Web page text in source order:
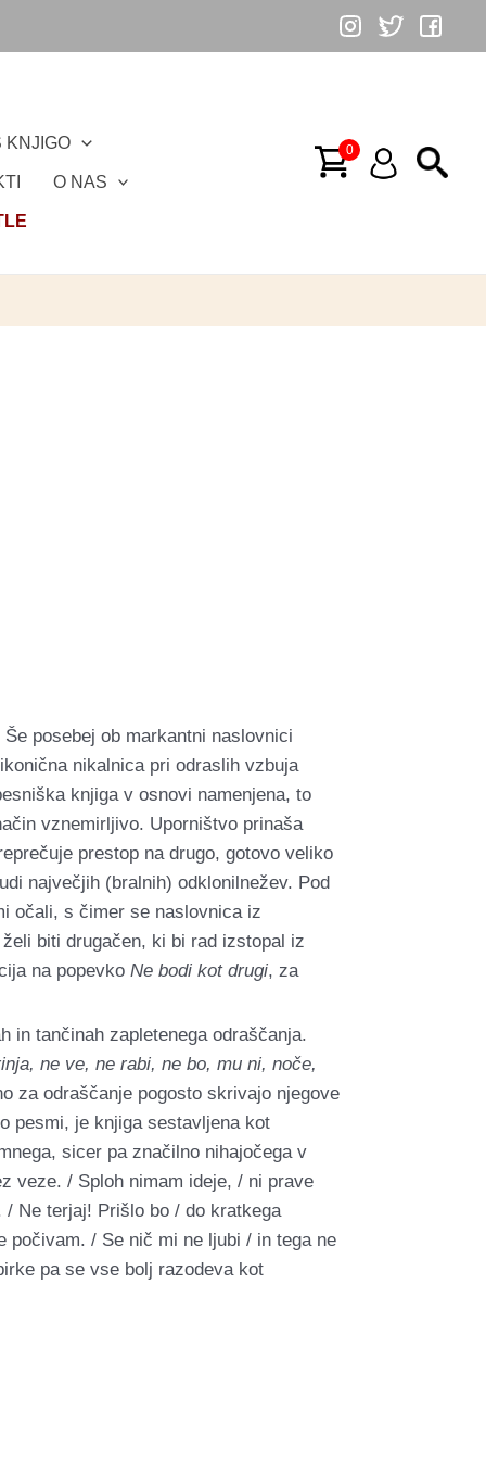
KNJIGO
O NAS
posebej ob markantni naslovnici
nikalnica pri odraslih vzbuja
knjiga v osnovi namenjena, to
vznemirljivo. Uporništvo prinaša
prestop na drugo, gotovo veliko
največjih (bralnih) odklonilnežev. Pod
očali, s čimer se naslovnica iz
biti drugačen, ki bi rad izstopal iz
na popevko Ne bodi kot drugi, za
in tančinah zapletenega odraščanja.
ne ve, ne rabi, ne bo, mu ni, noče,
za odraščanje pogosto skrivajo njegove
pesmi, je knjiga sestavljena kot
sicer pa značilno nihajočega v
veze. / Sploh nimam ideje, / ni prave
Ne terjaj! Prišlo bo / do kratkega
/ Se nič mi ne ljubi / in tega ne
pa se vse bolj razodeva kot